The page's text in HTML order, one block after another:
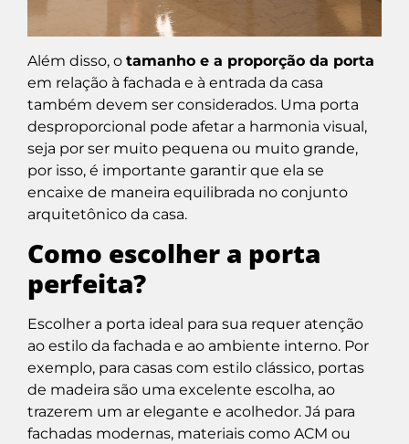
Além disso, o tamanho e a proporção da porta
em relação à fachada e à entrada da casa
também devem ser considerados. Uma porta
desproporcional pode afetar a harmonia visual,
seja por ser muito pequena ou muito grande,
por isso, é importante garantir que ela se
encaixe de maneira equilibrada no conjunto
arquitetônico da casa.
Como escolher a porta
perfeita?
Escolher a porta ideal para sua requer atenção
ao estilo da fachada e ao ambiente interno. Por
exemplo, para casas com estilo clássico, portas
de madeira são uma excelente escolha, ao
trazerem um ar elegante e acolhedor. Já para
fachadas modernas, materiais como ACM ou